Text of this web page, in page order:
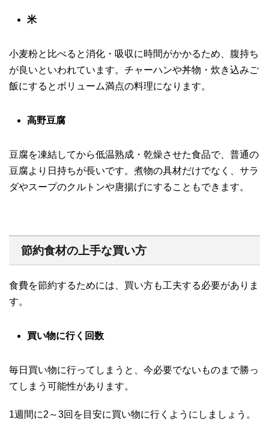
米
小麦粉と比べると消化・吸収に時間がかかるため、腹持ち
が良いといわれています。チャーハンや丼物・炊き込みご
飯にするとボリューム満点の料理になります。
高野豆腐
豆腐を凍結してから低温熟成・乾燥させた食品で、普通の
豆腐より日持ちが長いです。煮物の具材だけでなく、サラ
ダやスープのクルトンや唐揚げにすることもできます。
節約食材の上手な買い方
食費を節約するためには、買い方も工夫する必要がありま
す。
買い物に行く回数
毎日買い物に行ってしまうと、今必要でないものまで勝っ
てしまう可能性があります。
1週間に2～3回を目安に買い物に行くようにしましょう。